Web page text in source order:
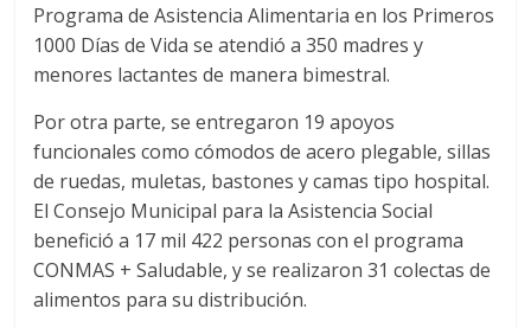
Programa de Asistencia Alimentaria en los Primeros
1000 Días de Vida se atendió a 350 madres y
menores lactantes de manera bimestral.
Por otra parte, se entregaron 19 apoyos
funcionales como cómodos de acero plegable, sillas
de ruedas, muletas, bastones y camas tipo hospital.
El Consejo Municipal para la Asistencia Social
benefició a 17 mil 422 personas con el programa
CONMAS + Saludable, y se realizaron 31 colectas de
alimentos para su distribución.